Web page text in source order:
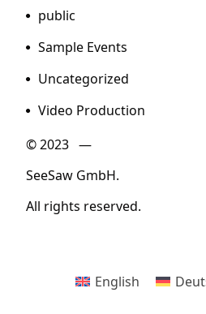
public
Sample Events
Uncategorized
Video Production
© 2023 —
SeeSaw GmbH.
All rights reserved.
English